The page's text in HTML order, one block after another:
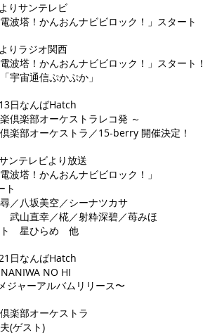
りサンテレビ
電波塔！かんおんナビビロック！」スタート
りラジオ関西
電波塔！かんおんナビビロック！」スタート！
宇宙通信ぷかぷか」
日なんばHatch
倶楽部オーケストラレコ発 ～
楽部オーケストラ／15-berry 開催決定！
ンテレビより放送
波塔！かんおんナビビロック！」
ト
／八坂美空／シーナツカサ
武山直幸／椛／射粋深碧／苺みほ
ト 星ひらめ 他
日なんばHatch
NO HI
ジャーアルバムリリース〜
楽部オーケストラ
(ゲスト)